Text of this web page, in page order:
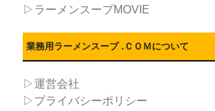
▷ラーメンスープMOVIE
業務用ラーメンスープ .ＣＯＭについて
▷運営会社
▷プライバシーポリシー